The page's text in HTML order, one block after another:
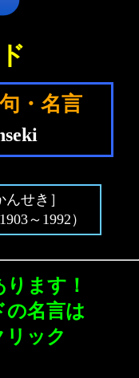
・名言
せき］
～1992）
ます！
の名言は
リック